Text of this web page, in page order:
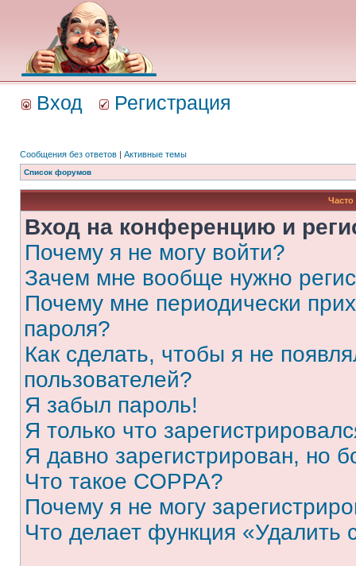
Вход Регистрация
Сообщения без ответов | Активные темы
Список форумов
Вход на конференцию и
Почему я не могу войти?
Зачем мне вообще нужно
Почему мне периодически
пароля?
Как сделать, чтобы я не
пользователей?
Я забыл пароль!
Я только что
Я давно зарегистрирован, но
Что такое COPPA?
Почему я не могу
Что делает функция «Удалить